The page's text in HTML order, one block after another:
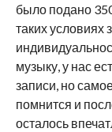
было подано
таких условиях
музыку, у нас
записи, но
помнится и
осталось